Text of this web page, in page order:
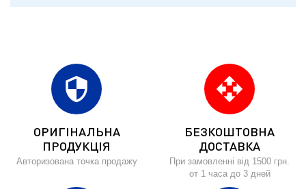
security
ОРИГІНАЛЬНА
ПРОДУКЦІЯ
Авторизована точка продажу
open_with
БЕЗКОШТОВНА
ДОСТАВКА
При замовленні від 1500 грн.
от 1 часа до 3 дней